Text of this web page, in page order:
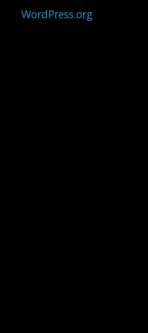
WordPress.org